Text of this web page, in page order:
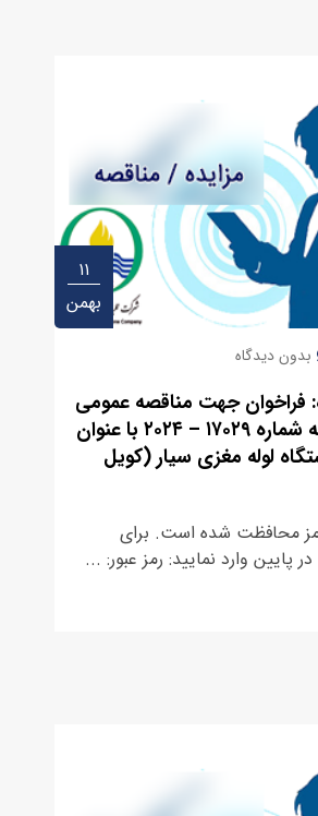
۱۱
بهمن
بدون دیدگاه
جهت مناقصه عمومی
۲ مرحله ای به شماره ۱۷۰۲۹ – ۲۰۲۴ با عنوان
لوله مغزی سیار (کویل
محافظت شده است. برای
پایین وارد نمایید: رمز عبور: ...